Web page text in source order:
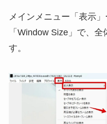
メインメニュー「表示
「Window Size」で、
す。